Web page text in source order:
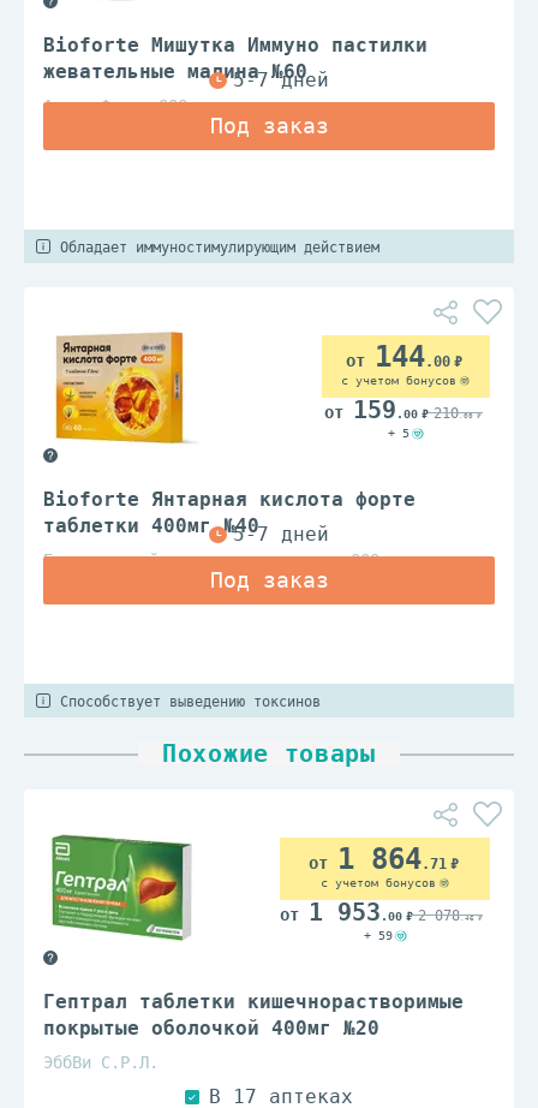
Bioforte Мишутка Иммуно пастилки
жевательные малина №60
Алина Фарма ООО
Обладает иммуностимулирующим действием
Bioforte Янтарная кислота форте
таблетки 400мг №40
Барнаульский з-д мед.препаратов ООО
144.00
с учетом бонусов
159 .00 210.00
+ 5
Способствует выведению токсинов
Похожие товары
Гептрал таблетки кишечнорастворимые
покрытые оболочкой 400мг №20
ЭббВи С.Р.Л.
1 864.71
с учетом бонусов
1 953 .00 2 078.46
+ 59